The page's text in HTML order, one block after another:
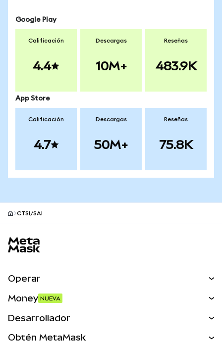
Google Play
Calificación
4.4
Descargas
10M+
Reseñas
483.9K
App Store
Calificación
4.7
Descargas
50M+
Reseñas
75.8K
CTSI/SAI
Operar
Activos del mundo real
Money NUEVA
Desarrollador
Obtén MetaMask